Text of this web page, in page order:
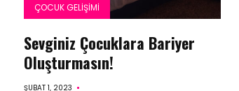
ÇOCUK GELIŞIMI
Sevginiz Çocuklara Bariyer
Oluşturmasın!
ŞUBAT 1, 2023